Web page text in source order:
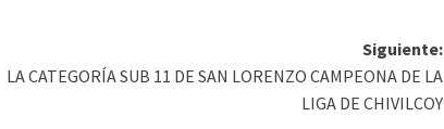
Siguiente:
LA CATEGORÍA SUB 11 DE SAN LORENZO CAMPEONA DE LA
LIGA DE CHIVILCOY